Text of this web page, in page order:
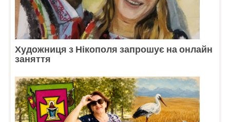
Художниця з Нікополя запрошує на онлайн
заняття